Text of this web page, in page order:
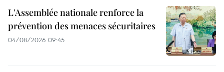
L'Assemblée nationale renforce la
prévention des menaces sécuritaires
04/08/2026 09:45